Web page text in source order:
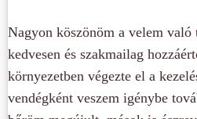
Nagyon köszönöm a velem
kedvesen és szakmailag
környezetben végezte el a
vendégként veszem igénybe